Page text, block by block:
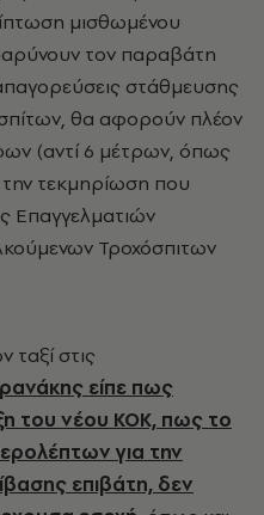
μισθωμένου
τον παραβάτη
στάθμευσης
θα αφορούν πλέον
(αντί 6 μέτρων, όπως
τεκμηρίωση που
Επαγγελματιών
Τροχόσπιτων
ταξί στις
είπε πως
του νέου ΚΟΚ, πως το
για την
επιβάτη, δεν